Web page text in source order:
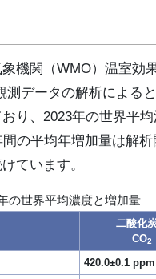
機関（WMO）温室効
測データの解析による
り、2023年の世界平
の平均年増加量は解
ています。
の世界平均濃度と増加量
二酸化
CO2
420.0±0.1 ppm